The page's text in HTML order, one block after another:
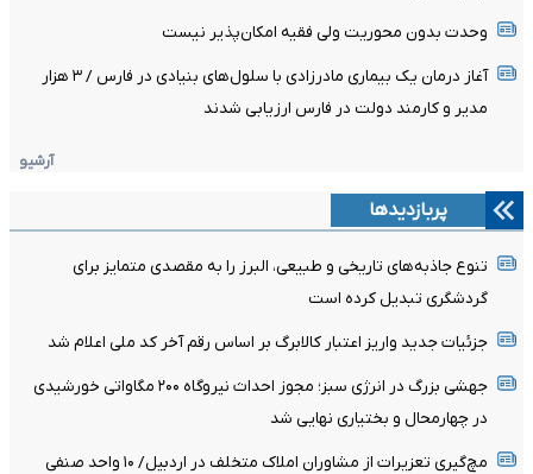
وحدت بدون محوریت ولی فقیه امکان‌پذیر نیست
آغاز درمان یک بیماری مادرزادی با سلول‌های بنیادی در فارس / ۳ هزار
مدیر و کارمند دولت در فارس ارزیابی شدند
آرشیو
پربازدیدها
تنوع جاذبه‌های تاریخی و طبیعی، البرز را به مقصدی متمایز برای
گردشگری تبدیل کرده است
جزئیات جدید واریز اعتبار کالابرگ بر اساس رقم آخر کد ملی اعلام شد
جهشی بزرگ در انرژی سبز؛ مجوز احداث نیروگاه ۲۰۰ مگاواتی خورشیدی
در چهارمحال‌ و بختیاری نهایی شد
مچ‌گیری تعزیرات از مشاوران املاک متخلف در اردبیل/ ۱۰ واحد صنفی